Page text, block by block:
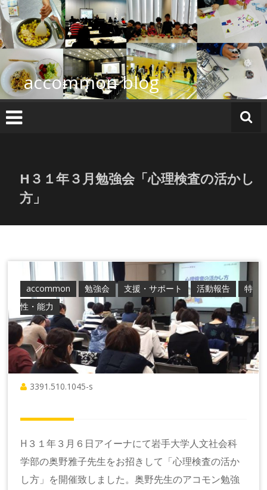
コ
ン
テ
ン
ツ
へ
ス
キ
ッ
accommon blog
H３１年３月勉強会「心理検査の活かし
方」
accommon 勉強会 支援・サポート 活動報告
特
性・能力
3391.510.1045-s
H３１年３月６日アイーナにて岩手大学人文社会科
学部の奥野雅子先生をお招きして「心理検査の活か
し方」を開催致しました。奥野先生のアコモン勉強